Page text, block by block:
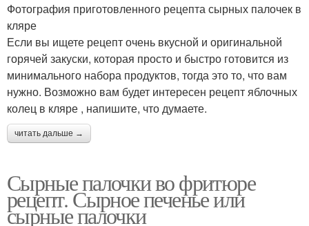
Фотография приготовленного рецепта сырных палочек в
кляре
Если вы ищете рецепт очень вкусной и оригинальной
горячей закуски, которая просто и быстро готовится из
минимального набора продуктов, тогда это то, что вам
нужно. Возможно вам будет интересен рецепт яблочных
колец в кляре , напишите, что думаете.
читать дальше →
Сырные палочки во фритюре
рецепт. Сырное печенье или
сырные палочки